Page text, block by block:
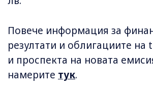
Повече информация за
резултати и облигациите на
и проспекта на новата
намерите тук.